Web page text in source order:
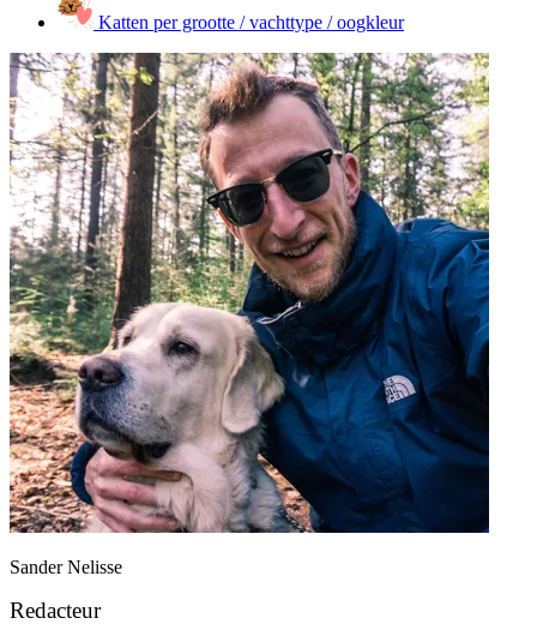
Katten per grootte / vachttype / oogkleur
Sander Nelisse
Redacteur